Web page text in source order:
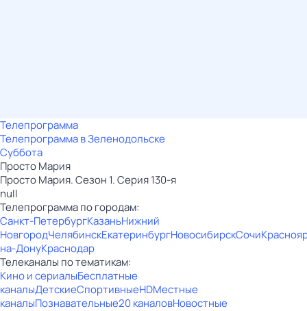
Телепрограмма
Телепрограмма в Зеленодольске
Суббота
Просто Мария
Просто Мария. Сезон 1. Серия 130-я
null
Телепрограмма по городам:
Санкт-ПетербургКазаньНижний
НовгородЧелябинскЕкатеринбургНовосибирскСочи
на-ДонуКраснодар
Телеканалы по тематикам:
Кино и сериалыБесплатные
каналыДетскиеСпортивныеHDМестные
каналыПознавательные20 каналовНовостные